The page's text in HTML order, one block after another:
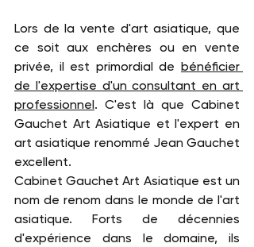
Lors de la vente d'art asiatique, que
ce soit aux enchères ou en vente
privée, il est primordial de bénéficier
de l'expertise d'un consultant en art
professionnel. C'est là que Cabinet
Gauchet Art Asiatique et l'expert en
art asiatique renommé Jean Gauchet
excellent.
Cabinet Gauchet Art Asiatique est un
nom de renom dans le monde de l'art
asiatique. Forts de décennies
d'expérience dans le domaine, ils